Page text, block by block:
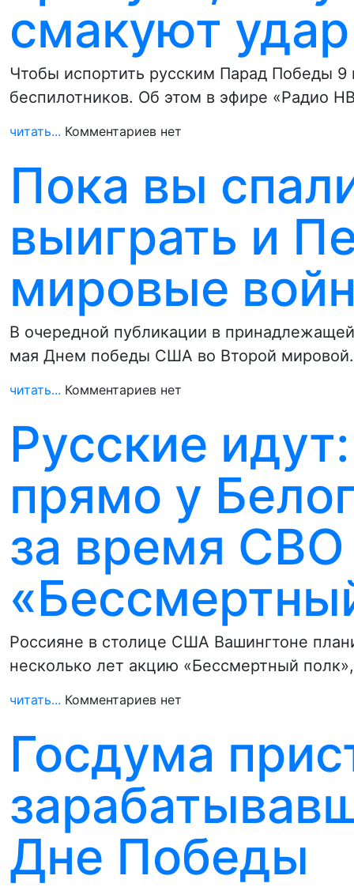
смакуют
Чтобы испортить русским Парад Победы
беспилотников. Об этом в эфире «Радио
читать... Комментариев нет
Пока вы
выиграть и
мировые
В очередной публикации в
мая Днем победы США во Второй
читать... Комментариев нет
Русские
прямо у
за время СВО
Россияне в столице США Вашингтоне
несколько лет акцию «Бессмертный
читать... Комментариев нет
Госдума
Дне Победы